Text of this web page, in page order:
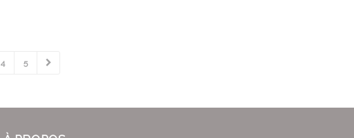
4 5